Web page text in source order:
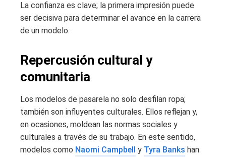
La confianza es clave; la primera impresión puede
ser decisiva para determinar el avance en la carrera
de un modelo.
Repercusión cultural y
comunitaria
Los modelos de pasarela no solo desfilan ropa;
también son influyentes culturales. Ellos reflejan y,
en ocasiones, moldean las normas sociales y
culturales a través de su trabajo. En este sentido,
modelos como Naomi Campbell y Tyra Banks han